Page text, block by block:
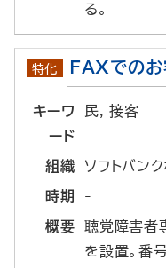
る。
特化 FAXでのお
キーワ
ード
民, 接客
組織 ソフトバン
時期 -
概要
聴覚障害者
を設置。番